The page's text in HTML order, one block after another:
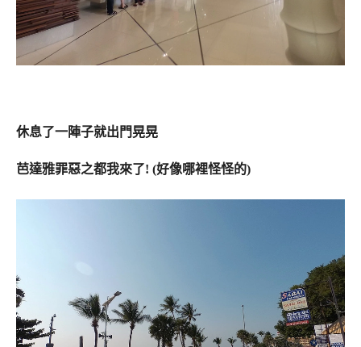
休息了一陣子就出門晃晃
芭達雅罪惡之都我來了! (好像哪裡怪怪的)